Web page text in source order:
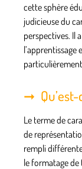
cette sphère
judicieuse du
perspectives. Il
l’apprentissage
Le terme de
de
rempli
le formatage